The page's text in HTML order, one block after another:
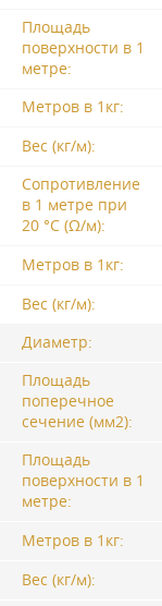
Площадь
поверхности в 1
метре:
Метров в 1кг:
Вес (кг/м):
Сопротивление
в 1 метре при
20 °C (Ω/м):
Метров в 1кг:
Вес (кг/м):
Диаметр:
Площадь
поперечное
сечение (мм2):
Площадь
поверхности в 1
метре:
Метров в 1кг:
Вес (кг/м):